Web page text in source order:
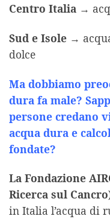
Centro Italia →
Sud e Isole →
dolce
Ma dobbiamo
dura fa male?
persone credano
acqua dura e
fondate?
La Fondazione
Ricerca sul
in Italia l’acqua di